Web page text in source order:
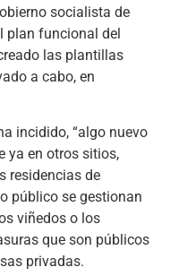
socialista de
plan funcional del
las plantillas
a cabo, en
incidido, “algo nuevo
ya en otros sitios,
residencias de
público se gestionan
viñedos o los
que son públicos
privadas.